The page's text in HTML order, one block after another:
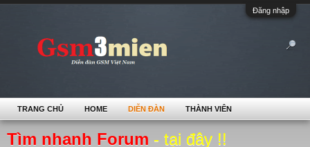
Đăng nhập
Tìm nhanh Forum - tại đây !!
TRANG CHỦ HOME DIỄN ĐÀN THÀNH VIÊN